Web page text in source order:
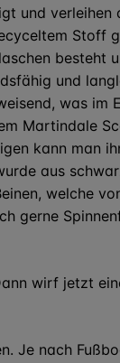
und verleihen
Stoff
besteht
und
was im
Martindale
kann man
aus
welche
gerne
wirf jetzt
Je nach